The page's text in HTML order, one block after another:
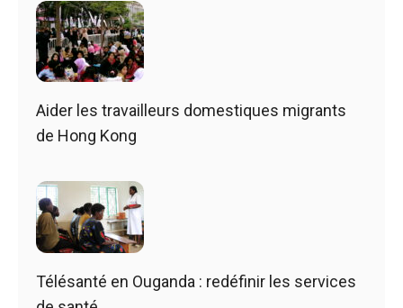
Aider les travailleurs domestiques migrants
de Hong Kong
Télésanté en Ouganda : redéfinir les services